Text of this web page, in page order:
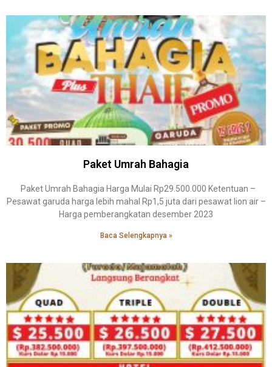
Paket Umrah Bahagia
Paket Umrah Bahagia Harga Mulai Rp29.500.000 Ketentuan –
Pesawat garuda harga lebih mahal Rp1,5 juta dari pesawat lion air –
Harga pemberangkatan desember 2023
Baca Selengkapnya »